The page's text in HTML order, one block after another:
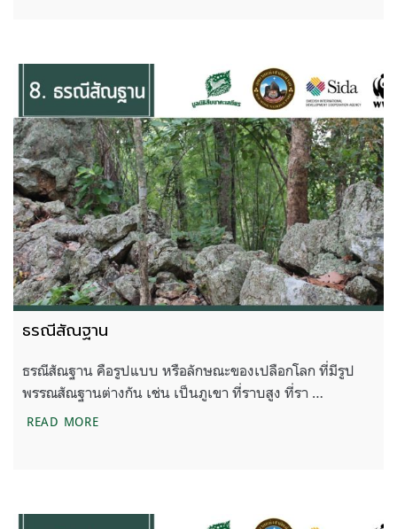
ธรณีสัณฐาน
ธรณีสัณฐาน คือรูปแบบ หรือลักษณะของเปลือกโลก ที่มีรูป
พรรณสัณฐานต่างกัน เช่น เป็นภูเขา ที่ราบสูง ที่รา …
READ MOREธรณีสัณฐาน